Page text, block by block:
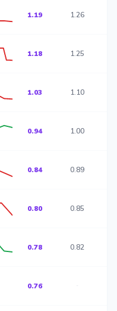
1.19 1.26
1.18 1.25
1.03 1.10
0.94 1.00
0.84 0.89
0.80 0.85
0.78 0.82
0.76